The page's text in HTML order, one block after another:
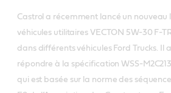
Castrol a récemment lancé un
véhicules utilitaires VECTON 5W-30 F-
dans différents véhicules Ford Trucks. Il
répondre à la spécification WSS-
qui est basée sur la norme des